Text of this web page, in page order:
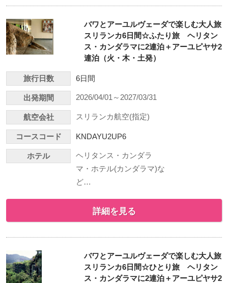
バワとアーユルヴェーダで楽しむ大人旅
スリランカ6日間☆ふたり旅 ヘリタン
ス・カンダラマに2連泊＋アーユピヤサ2
連泊（火・木・土発）
旅行日数 6日間
出発期間 2026/04/01～2027/03/31
航空会社 スリランカ航空(指定)
コースコード KNDAYU2UP6
ホテル
ヘリタンス・カンダラ
マ・ホテル(カンダラマ)な
ど…
詳細を見る
バワとアーユルヴェーダで楽しむ大人旅
スリランカ6日間☆ひとり旅 ヘリタン
ス・カンダラマに2連泊＋アーユピヤサ2